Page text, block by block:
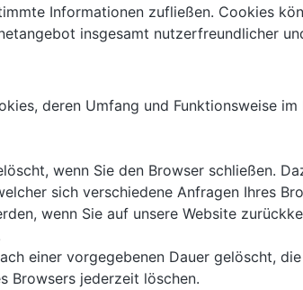
Informationen zufließen. Cookies
insgesamt nutzerfreundlicher
deren Umfang und Funktionsweise
wenn Sie den Browser schließen.
sich verschiedene Anfragen Ihres
wenn Sie auf unsere Website
einer vorgegebenen Dauer gelöscht,
Browsers jederzeit löschen.